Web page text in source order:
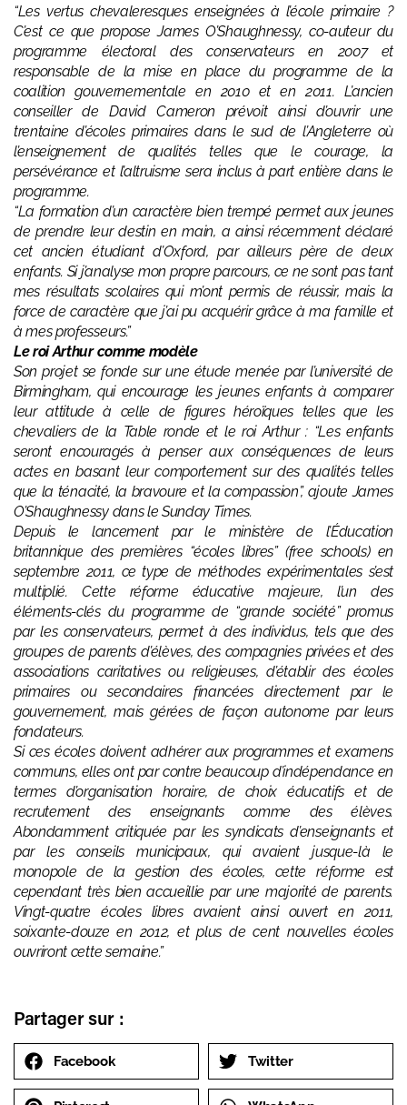
“Les vertus chevaleresques enseignées à l’école primaire ?
C’est ce que propose James O’Shaughnessy, co-auteur du
programme électoral des conservateurs en 2007 et
responsable de la mise en place du programme de la
coalition gouvernementale en 2010 et en 2011. L’ancien
conseiller de David Cameron prévoit ainsi d’ouvrir une
trentaine d’écoles primaires dans le sud de l’Angleterre où
l’enseignement de qualités telles que le courage, la
persévérance et l’altruisme sera inclus à part entière dans le
programme.
“La formation d’un caractère bien trempé permet aux jeunes
de prendre leur destin en main, a ainsi récemment déclaré
cet ancien étudiant d’Oxford, par ailleurs père de deux
enfants. Si j’analyse mon propre parcours, ce ne sont pas tant
mes résultats scolaires qui m’ont permis de réussir, mais la
force de caractère que j’ai pu acquérir grâce à ma famille et
à mes professeurs.”
Le roi Arthur comme modèle
Son projet se fonde sur une étude menée par l’université de
Birmingham, qui encourage les jeunes enfants à comparer
leur attitude à celle de figures héroïques telles que les
chevaliers de la Table ronde et le roi Arthur : “Les enfants
seront encouragés à penser aux conséquences de leurs
actes en basant leur comportement sur des qualités telles
que la ténacité, la bravoure et la compassion”, ajoute James
O’Shaughnessy dans le Sunday Times.
Depuis le lancement par le ministère de l’Éducation
britannique des premières “écoles libres” (free schools) en
septembre 2011, ce type de méthodes expérimentales s’est
multiplié. Cette réforme éducative majeure, l’un des
éléments-clés du programme de “grande société” promus
par les conservateurs, permet à des individus, tels que des
groupes de parents d’élèves, des compagnies privées et des
associations caritatives ou religieuses, d’établir des écoles
primaires ou secondaires financées directement par le
gouvernement, mais gérées de façon autonome par leurs
fondateurs.
Si ces écoles doivent adhérer aux programmes et examens
communs, elles ont par contre beaucoup d’indépendance en
termes d’organisation horaire, de choix éducatifs et de
recrutement des enseignants comme des élèves.
Abondamment critiquée par les syndicats d’enseignants et
par les conseils municipaux, qui avaient jusque-là le
monopole de la gestion des écoles, cette réforme est
cependant très bien accueillie par une majorité de parents.
Vingt-quatre écoles libres avaient ainsi ouvert en 2011,
soixante-douze en 2012, et plus de cent nouvelles écoles
ouvriront cette semaine.”
Partager sur :
Facebook Twitter